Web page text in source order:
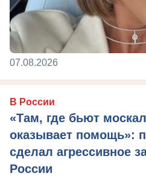
07.08.2026
В России
«Там, где бьют
оказывает помощь»:
сделал агрессивное
России